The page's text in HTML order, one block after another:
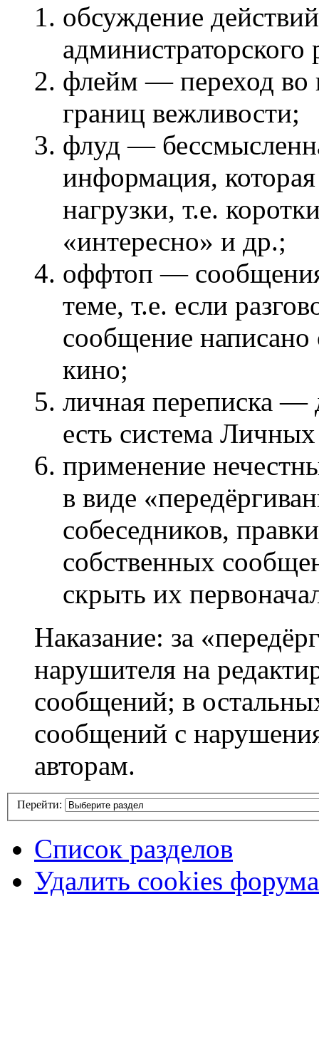
обсуждение
администраторского
флейм — переход во
границ вежливости;
флуд —
информация,
нагрузки, т.е.
«интересно» и др.;
оффтоп — сообщения
теме, т.е. если
сообщение написано
кино;
личная переписка —
есть система
применение
в виде
собеседников,
собственных
скрыть их
Наказание: за
нарушителя на
сообщений; в
сообщений с
авторам.
Перейти:
Список разделов
Удалить cookies форума